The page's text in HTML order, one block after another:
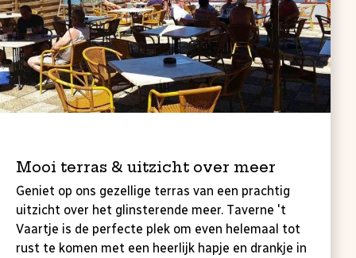
Mooi terras & uitzicht over meer
Geniet op ons gezellige terras van een prachtig
uitzicht over het glinsterende meer. Taverne 't
Vaartje is de perfecte plek om even helemaal tot
rust te komen met een heerlijk hapje en drankje in